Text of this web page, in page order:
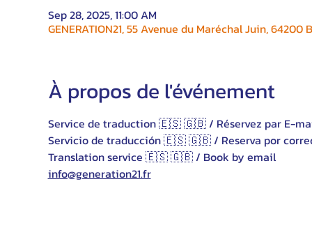
Sep 28, 2025, 11:00 AM
GENERATION21, 55 Avenue du Maréchal Juin, 64200
À propos de l'événement
Service de traduction 🇪🇸 🇬🇧 / Réservez par E-
Servicio de traducción 🇪🇸 🇬🇧 / Reserva por
Translation service 🇪🇸 🇬🇧 / Book by email
info@generation21.fr